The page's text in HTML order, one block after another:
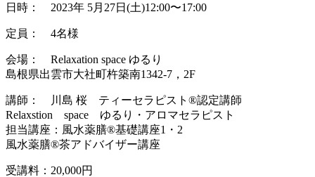
日時： 2023年 5月27日(土)12:00〜17:00
定員： 4名様
会場： Relaxation space ゆるり
島根県出雲市大社町杵築南1342-7，2F
講師： 川島 桜 ティーセラピスト®認定講師
Relaxstion space ゆるり・アロマセラピスト
担当講座：風水薬膳®基礎講座1・2
風水薬膳®茶アドバイザー講座
受講料：20,000円